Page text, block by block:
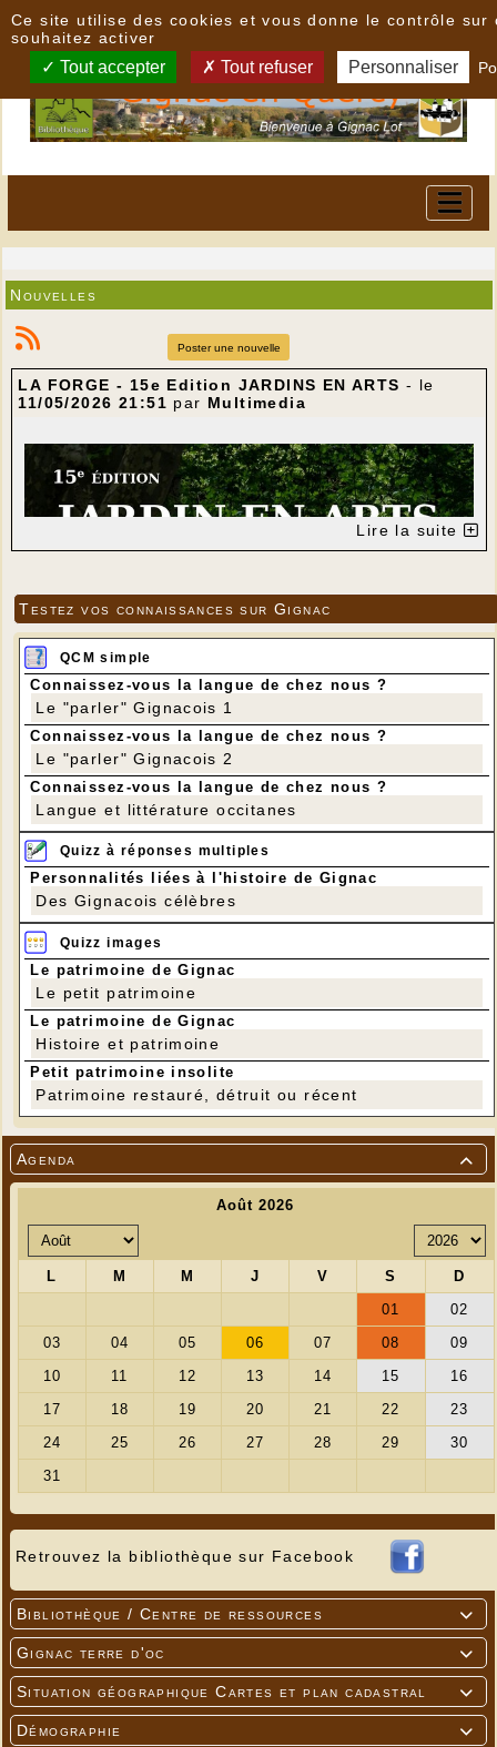

Agenda
Retrouvez la bibliothèque sur Facebook

Bibliothèque / Centre de ressources

Gignac terre d'oc

Situation géographique Cartes et plan cadastral

Démographie
Nouvelles
Poster une nouvelle
LA FORGE - 15e Edition JARDINS EN ARTS - le
11/05/2026 21:51 par Multimedia
---
Lire la suite
Testez vos connaissances sur Gignac
QCM simple
Connaissez-vous la langue de chez nous ?
Le "parler" Gignacois 1
Connaissez-vous la langue de chez nous ?
Le "parler" Gignacois 2
Connaissez-vous la langue de chez nous ?
Langue et littérature occitanes
Quizz à réponses multiples
Personnalités liées à l'histoire de Gignac
Des Gignacois célèbres
Quizz images
Le patrimoine de Gignac
Le petit patrimoine
Le patrimoine de Gignac
Histoire et patrimoine
Petit patrimoine insolite
Patrimoine restauré, détruit ou récent
Ce site utilise des cookies et vous donne le contrôle sur
souhaitez activer
Tout accepter Tout refuser Personnaliser